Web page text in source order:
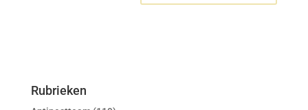
Rubrieken